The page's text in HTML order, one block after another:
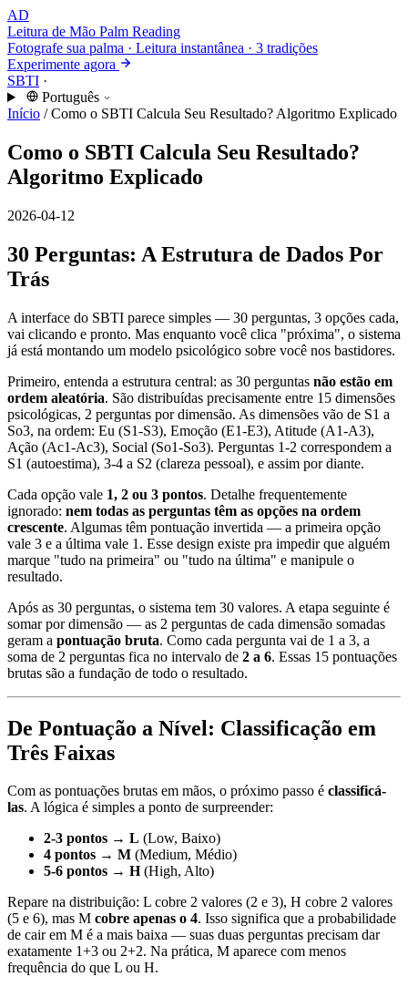
AD
Leitura de Mão Palm Reading
Fotografe sua palma · Leitura instantânea · 3 tradições
Experimente agora
SBTI ·
Português
Início / Como o SBTI Calcula Seu Resultado? Algoritmo Explicado
Como o SBTI Calcula Seu Resultado?
Algoritmo Explicado
2026-04-12
30 Perguntas: A Estrutura de Dados Por
Trás
A interface do SBTI parece simples — 30 perguntas, 3 opções cada,
vai clicando e pronto. Mas enquanto você clica "próxima", o sistema
já está montando um modelo psicológico sobre você nos bastidores.
Primeiro, entenda a estrutura central: as 30 perguntas não estão em
ordem aleatória. São distribuídas precisamente entre 15 dimensões
psicológicas, 2 perguntas por dimensão. As dimensões vão de S1 a
So3, na ordem: Eu (S1-S3), Emoção (E1-E3), Atitude (A1-A3),
Ação (Ac1-Ac3), Social (So1-So3). Perguntas 1-2 correspondem a
S1 (autoestima), 3-4 a S2 (clareza pessoal), e assim por diante.
Cada opção vale 1, 2 ou 3 pontos. Detalhe frequentemente
ignorado: nem todas as perguntas têm as opções na ordem
crescente. Algumas têm pontuação invertida — a primeira opção
vale 3 e a última vale 1. Esse design existe pra impedir que alguém
marque "tudo na primeira" ou "tudo na última" e manipule o
resultado.
Após as 30 perguntas, o sistema tem 30 valores. A etapa seguinte é
somar por dimensão — as 2 perguntas de cada dimensão somadas
geram a pontuação bruta. Como cada pergunta vai de 1 a 3, a
soma de 2 perguntas fica no intervalo de 2 a 6. Essas 15 pontuações
brutas são a fundação de todo o resultado.
De Pontuação a Nível: Classificação em
Três Faixas
Com as pontuações brutas em mãos, o próximo passo é classificá-
las. A lógica é simples a ponto de surpreender:
2-3 pontos → L (Low, Baixo)
4 pontos → M (Medium, Médio)
5-6 pontos → H(High, Alto)
Repare na distribuição: L cobre 2 valores (2 e 3), H cobre 2 valores
(5 e 6), mas M cobre apenas o 4. Isso significa que a probabilidade
de cair em M é a mais baixa — suas duas perguntas precisam dar
exatamente 1+3 ou 2+2. Na prática, M aparece com menos
frequência do que L ou H.